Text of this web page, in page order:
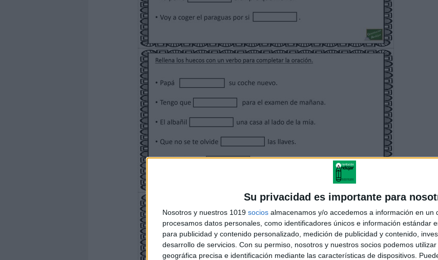
Su privacidad es importante para
Nosotros y nuestros 1019 socios almacenamos y/o accedemos a información en un
procesamos datos personales, como identificadores únicos e información estándar
para publicidad y contenido personalizado, medición de publicidad y contenido,
desarrollo de servicios. Con su permiso, nosotros y nuestros socios podemos
geográfica precisa e identificación mediante las características de dispositivos.